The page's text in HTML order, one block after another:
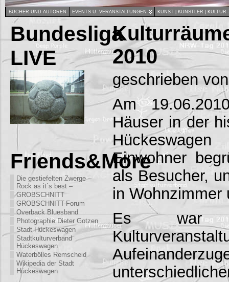
BÜCHER UND AUTOREN EVENTS U. VERANSTALTUNGEN KUNST | KÜNSTLER | KULTUR
Bundesliga
LIVE
Friends&More
Die gestiefelten Zwerge –
Rock as it´s best –
GROBSCHNITT
GROBSCHNITT-Forum
Overback Bluesband
Photographie Dieter Gotzen
Stadt Hückeswagen
Stadtkulturverband
Hückeswagen
Waterbölles Remscheid
Wikipedia der Stadt
Hückeswagen
2010
geschrieben
Am
Häuser in der
Einwohner
als Besucher,
in Wohnzimmer
Es war